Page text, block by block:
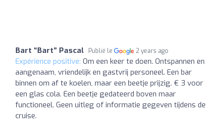
Bart “Bart” Pascal Publié le 2 years ago
Expérience positive: Om een ​​keer te doen. Ontspannen en
aangenaam, vriendelijk en gastvrij personeel. Een bar
binnen om af te koelen, maar een beetje prijzig. € 3 voor
een glas cola. Een beetje gedateerd boven maar
functioneel. Geen uitleg of informatie gegeven tijdens de
cruise.